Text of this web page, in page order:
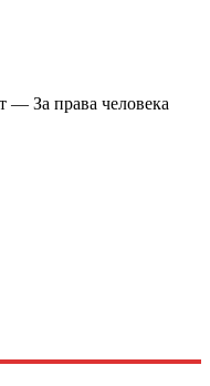
— За права человека